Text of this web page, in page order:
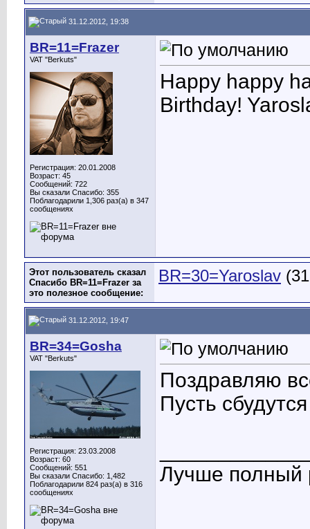
31.12.2012, 19:38
BR=11=Frazer
VAT "Berkuts"
Регистрация: 20.01.2008
Возраст: 45
Сообщений: 722
Вы сказали Спасибо: 355
Поблагодарили 1,306 раз(а) в 347
сообщениях
Happy happy
Birthday!
Этот пользователь сказал
Спасибо BR=11=Frazer за
это полезное сообщение:
BR=30=Yaroslav
31.12.2012, 19:47
BR=34=Gosha
VAT "Berkuts"
Регистрация: 23.03.2008
Возраст: 60
Сообщений: 551
Вы сказали Спасибо: 1,482
Поблагодарили 824 раз(а) в 316
сообщениях
Поздравляю
Пусть
Лучше полный